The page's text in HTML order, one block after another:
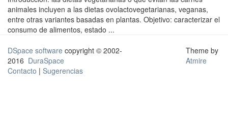
animales incluyen a las dietas ovolactovegetarianas, veganas,
entre otras variantes basadas en plantas. Objetivo: caracterizar el
consumo de alimentos, estado ...
DSpace software copyright © 2002-
2016 DuraSpace
Contacto | Sugerencias
Theme by
Atmire